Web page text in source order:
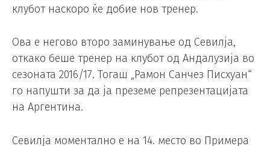
клубот наскоро ќе добие нов тренер.
Ова е негово второ заминување од Севилја,
откако беше тренер на клубот од Андалузија во
сезоната 2016/17. Тогаш „Рамон Санчез Писхуан“
го напушти за да ја преземе репрезентацијата
на Аргентина.
Севилја моментално е на 14. место во Примера